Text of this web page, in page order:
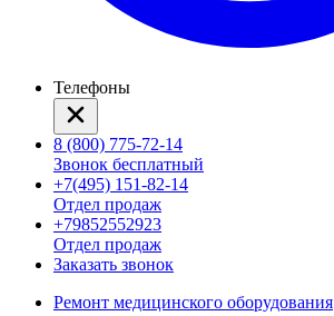
Телефоны
8 (800) 775-72-14
Звонок бесплатный
+7(495) 151-82-14
Отдел продаж
+79852552923
Отдел продаж
Заказать звонок
Ремонт медицинского оборудования